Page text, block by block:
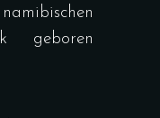
geboren